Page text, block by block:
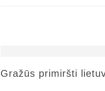
Gražūs primiršti